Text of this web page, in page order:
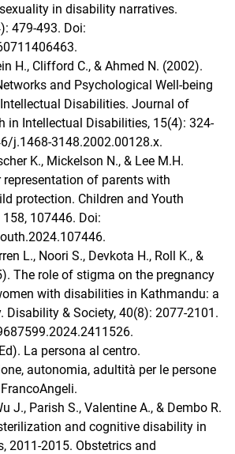
in disability narratives.
479-493. Doi:
H., Clifford C., & Ahmed N. (2002).
and Psychological Well-being
Disabilities. Journal of
in Intellectual Disabilities, 15(4): 324-
j.1468-3148.2002.00128.x.
K., Mickelson N., & Lee M.H.
representation of parents with
protection. Children and Youth
158, 107446. Doi:
L., Noori S., Devkota H., Roll K., &
The role of stigma on the pregnancy
with disabilities in Kathmandu: a
Disability & Society, 40(8): 2077-2101.
La persona al centro.
autonomia, adultità per le persone
J., Parish S., Valentine A., & Dembo R.
and cognitive disability in
2011-2015. Obstetrics and